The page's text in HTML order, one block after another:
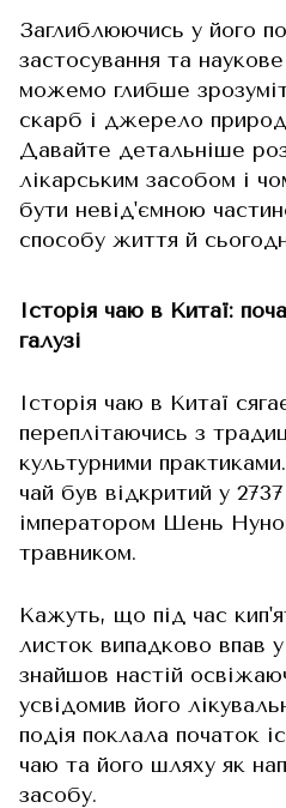
Заглиблюючись у його
застосування та
можемо глибше
скарб і джерело
Давайте детальніше
лікарським засобом і
бути невід'ємною
способу життя й
Історія чаю в Китаї:
галузі
Історія чаю в Китаї
переплітаючись з
культурними
чай був відкритий у
імператором Шень
травником.
Кажуть, що під час
листок випадково впав
знайшов настій
усвідомив його
подія поклала початок
чаю та його шляху як
засобу.